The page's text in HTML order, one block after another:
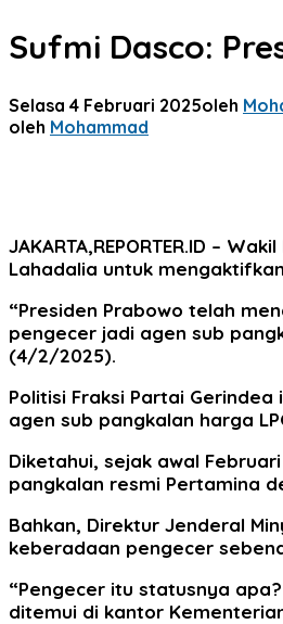
Sufmi Dasco:
Selasa 4 Februari 2025oleh
oleh Mohammad
JAKARTA,REPORTER.ID –
Lahadalia untuk
“Presiden Prabowo telah
pengecer jadi agen sub
(4/2/2025).
Politisi Fraksi Partai
agen sub pangkalan harga
Diketahui, sejak awal
pangkalan resmi Pertamina
Bahkan, Direktur Jenderal
keberadaan pengecer
“Pengecer itu statusnya
ditemui di kantor